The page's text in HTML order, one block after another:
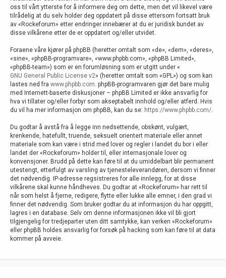
oss til vårt ytterste for å informere deg om dette, men det vil likevel være
tilrådelig at du selv holder deg oppdatert på disse ettersom fortsatt bruk
av «Rockeforum» etter endringer innebærer at du er juridisk bundet av
disse vilkårene etter de er oppdatert og/eller utvidet.
Foraene våre kjører på phpBB (heretter omtalt som «de», «dem», «deres»,
«sine», «phpBB-programvare», «www.phpbb.com», «phpBB Limited»,
«phpBB-team») som er en forumløsning som er utgitt under «
GNU General Public License v2» (heretter omtalt som «GPL») og som kan
lastes ned fra www.phpbb.com . phpBB-programvaren gjør det bare mulig
med Internett-baserte diskusjoner – phpBB Limited er ikke ansvarlig for
hva vi tillater og/eller forbyr som akseptabelt innhold og/eller atferd. Hvis
du vil ha mer informasjon om phpBB, kan du se: https://www.phpbb.com/
Du godtar å avstå fra å legge inn nedsettende, obskønt, vulgært,
krenkende, hatefullt, truende, seksuelt orientert materiale eller annet
materiale som kan være i strid med lover og regler i landet du bor i eller
landet der «Rockeforum» holder til, eller internasjonale lover og
konvensjoner. Brudd på dette kan føre til at du umiddelbart blir permanent
utestengt, etterfulgt av varsling av tjenesteleverandøren, dersom vi finner
det nødvendig. IP-adresse regsistreres for alle innlegg, for at disse
vilkårene skal kunne håndheves. Du godtar at «Rockeforum» har rett til
når som helst å fjerne, redigere, flytte eller lukke alle emner, i den grad vi
finner det nødvendig. Som bruker godtar du at informasjon du har oppgitt,
lagres i en database. Selv om denne informasjonen ikke vil bli gjort
tilgjengelig for tredjeparter uten ditt samtykke, kan verken «Rockeforum»
eller phpBB holdes ansvarlig for forsøk på hacking som kan føre til at data
kommer på avveie.